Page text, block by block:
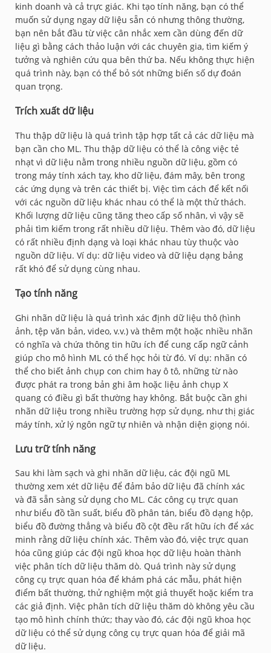
kinh doanh và cả trực giác. Khi tạo tính năng, bạn có thể
muốn sử dụng ngay dữ liệu sẵn có nhưng thông thường,
bạn nên bắt đầu từ việc cân nhắc xem cần dùng đến dữ
liệu gì bằng cách thảo luận với các chuyên gia, tìm kiếm ý
tưởng và nghiên cứu qua bên thứ ba. Nếu không thực hiện
quá trình này, bạn có thể bỏ sót những biến số dự đoán
quan trọng.
Trích xuất dữ liệu
Thu thập dữ liệu là quá trình tập hợp tất cả các dữ liệu mà
bạn cần cho ML. Thu thập dữ liệu có thể là công việc tẻ
nhạt vì dữ liệu nằm trong nhiều nguồn dữ liệu, gồm có
trong máy tính xách tay, kho dữ liệu, đám mây, bên trong
các ứng dụng và trên các thiết bị. Việc tìm cách để kết nối
với các nguồn dữ liệu khác nhau có thể là một thử thách.
Khối lượng dữ liệu cũng tăng theo cấp số nhân, vì vậy sẽ
phải tìm kiếm trong rất nhiều dữ liệu. Thêm vào đó, dữ liệu
có rất nhiều định dạng và loại khác nhau tùy thuộc vào
nguồn dữ liệu. Ví dụ: dữ liệu video và dữ liệu dạng bảng
rất khó để sử dụng cùng nhau.
Tạo tính năng
Ghi nhãn dữ liệu là quá trình xác định dữ liệu thô (hình
ảnh, tệp văn bản, video, v.v.) và thêm một hoặc nhiều nhãn
có nghĩa và chứa thông tin hữu ích để cung cấp ngữ cảnh
giúp cho mô hình ML có thể học hỏi từ đó. Ví dụ: nhãn có
thể cho biết ảnh chụp con chim hay ô tô, những từ nào
được phát ra trong bản ghi âm hoặc liệu ảnh chụp X
quang có điều gì bất thường hay không. Bắt buộc cần ghi
nhãn dữ liệu trong nhiều trường hợp sử dụng, như thị giác
máy tính, xử lý ngôn ngữ tự nhiên và nhận diện giọng nói.
Lưu trữ tính năng
Sau khi làm sạch và ghi nhãn dữ liệu, các đội ngũ ML
thường xem xét dữ liệu để đảm bảo dữ liệu đã chính xác
và đã sẵn sàng sử dụng cho ML. Các công cụ trực quan
như biểu đồ tần suất, biểu đồ phân tán, biểu đồ dạng hộp,
biểu đồ đường thẳng và biểu đồ cột đều rất hữu ích để xác
minh rằng dữ liệu chính xác. Thêm vào đó, việc trực quan
hóa cũng giúp các đội ngũ khoa học dữ liệu hoàn thành
việc phân tích dữ liệu thăm dò. Quá trình này sử dụng
công cụ trực quan hóa để khám phá các mẫu, phát hiện
điểm bất thường, thử nghiệm một giả thuyết hoặc kiểm tra
các giả định. Việc phân tích dữ liệu thăm dò không yêu cầu
tạo mô hình chính thức; thay vào đó, các đội ngũ khoa học
dữ liệu có thể sử dụng công cụ trực quan hóa để giải mã
dữ liệu.